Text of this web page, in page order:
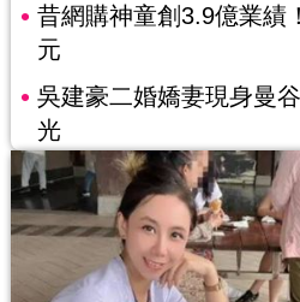
昔網購神童創3.9億業績
元
吳建豪二婚嬌妻現身曼
光